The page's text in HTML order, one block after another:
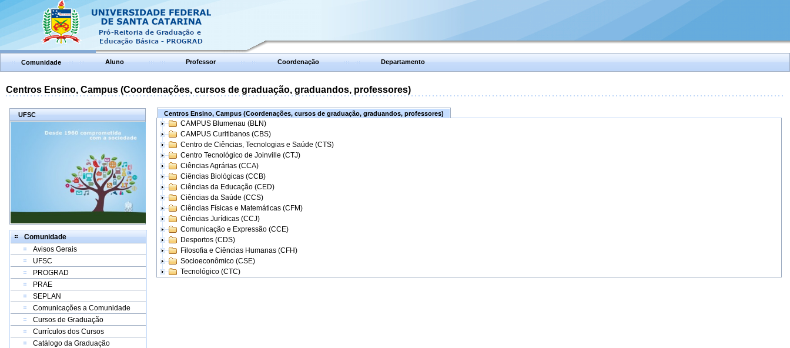
Comunidade Aluno Professor Coordenação Departamento
Centros Ensino, Campus (Coordenações, cursos de graduação, graduandos, professores)
UFSC
Comunidade
Avisos Gerais
UFSC
PROGRAD
PRAE
SEPLAN
Comunicações a Comunidade
Cursos de Graduação
Currículos dos Cursos
Catálogo da Graduação
Centros Ensino, Campus (Coordenações, cursos de graduação, graduandos, professores)
CAMPUS Blumenau (BLN)
CAMPUS Curitibanos (CBS)
Centro de Ciências, Tecnologias e Saúde (CTS)
Centro Tecnológico de Joinville (CTJ)
Ciências Agrárias (CCA)
Ciências Biológicas (CCB)
Ciências da Educação (CED)
Ciências da Saúde (CCS)
Ciências Físicas e Matemáticas (CFM)
Ciências Jurídicas (CCJ)
Comunicação e Expressão (CCE)
Desportos (CDS)
Filosofia e Ciências Humanas (CFH)
Socioeconômico (CSE)
Tecnológico (CTC)